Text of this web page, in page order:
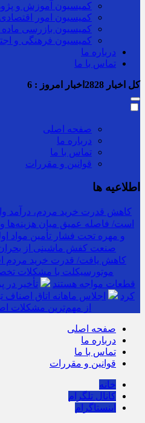
کمیسیون آموزش و
کمیسیون امور اقتصادی
کمیسیون بازرسی ماده ۳۹
کمیسیون فرهنگی و
درباره ما
تماس با ما
کل اخبار اخبار امروز : 6
صفحه اصلی
درباره ما
تماس با ما
قوانین و مقررات
اطلاعیه ها
کاهش قدرت خرید مردم، درآمد
است/ فاصله عمیق میان هزینه‌ها
و مهره تحت فشار تأمین مواد
صنعت کفش ماشینی از
کاهش یافت/ قدرت خرید مردم
موتورسیکلت با مشکلات
قطعات مواجه هستند
تأخیر در
کرد
اجلاس ماهانه اتاق اصناف
از مهم‌ترین مشکلات
صفحه اصلی
درباره ما
تماس با ما
قوانین و مقررات
خانه
کانال تلگرام
اینستاگرام